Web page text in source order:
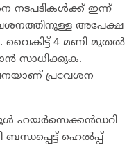
നടപടികൾക്ക് ഇന്ന്
അപേക്ഷ
വൈകിട്ട് 4 മണി മുതൽ
സാധിക്കുക.
പ്രവേശന
ഹയർസെക്കൻഡറി
ഹെൽപ്പ്